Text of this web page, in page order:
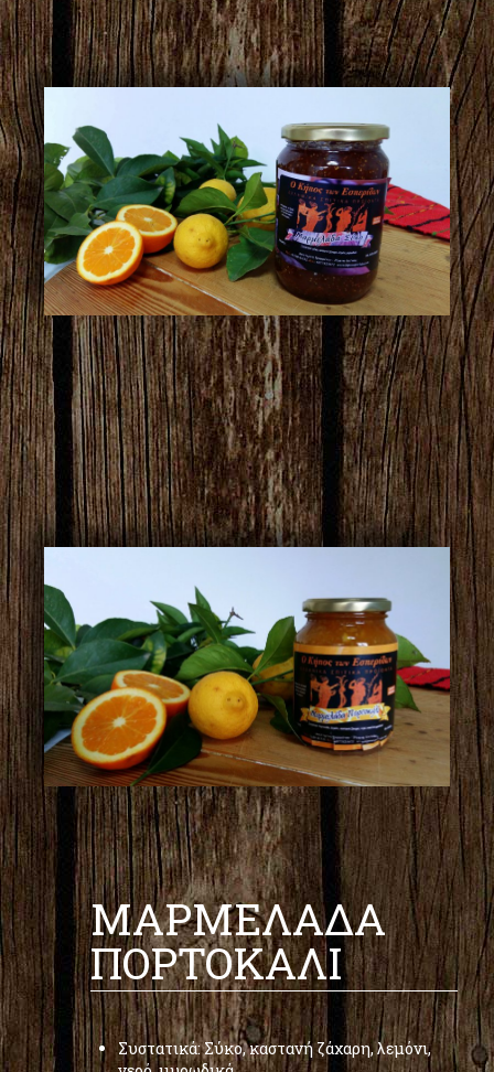
ΜΑΡΜΕΛΑΔΑ
ΠΟΡΤΟΚΑΛΙ
Συστατικά: Σύκο, καστανή ζάχαρη, λεμόνι,